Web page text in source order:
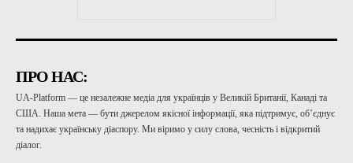
ПРО НАС:
UA-Platform — це незалежне медіа для українців у Великій Британії, Канаді та
США. Наша мета — бути джерелом якісної інформації, яка підтримує, об’єднує
та надихає українську діаспору. Ми віримо у силу слова, чесність і відкритий
діалог.